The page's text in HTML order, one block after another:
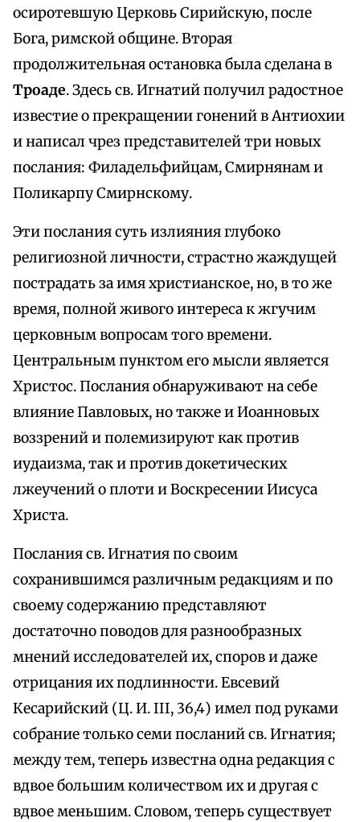
осиротевшую Церковь Сирийскую, после
Бога, римской общине. Вторая
продолжительная остановка была сделана в
Троаде. Здесь св. Игнатий получил радостное
известие о прекращении гонений в Антиохии
и написал чрез представителей три новых
послания: Филадельфийцам, Смирнянам и
Поликарпу Смирнскому.
Эти послания суть излияния глубоко
религиозной личности, страстно жаждущей
пострадать за имя христианское, но, в то же
время, полной живого интереса к жгучим
церковным вопросам того времени.
Центральным пунктом его мысли является
Христос. Послания обнаруживают на себе
влияние Павловых, но также и Иоанновых
воззрений и полемизируют как против
иудаизма, так и против докетических
лжеучений о плоти и Воскресении Иисуса
Христа.
Послания св. Игнатия по своим
сохранившимся различным редакциям и по
своему содержанию представляют
достаточно поводов для разнообразных
мнений исследователей их, споров и даже
отрицания их подлинности. Евсевий
Кесарийский (Ц. И. III, 36,4) имел под руками
собрание только семи посланий св. Игнатия;
между тем, теперь известна одна редакция с
вдвое большим количеством их и другая с
вдвое меньшим. Словом, теперь существует